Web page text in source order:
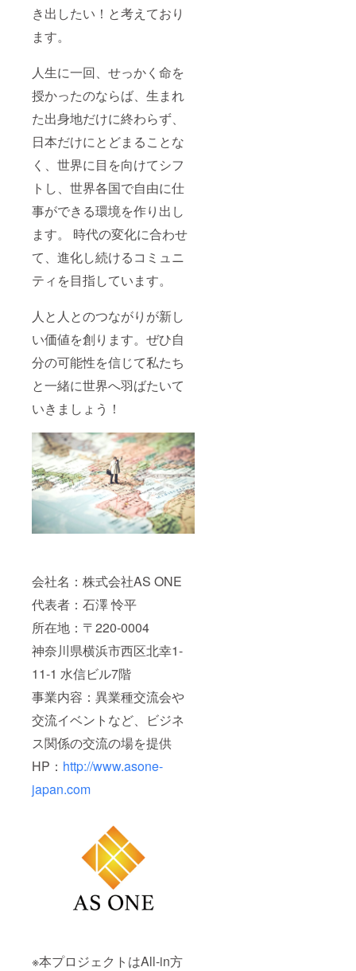
き出したい！と考えており
ます。
人生に一回、せっかく命を
授かったのならば、生まれ
た出身地だけに終わらず、
日本だけにとどまることな
く、世界に目を向けてシフ
トし、世界各国で自由に仕
事ができる環境を作り出し
ます。 時代の変化に合わせ
て、進化し続けるコミュニ
ティを目指しています。
人と人とのつながりが新し
い価値を創ります。ぜひ自
分の可能性を信じて私たち
と一緒に世界へ羽ばたいて
いきましょう！
会社名：株式会社AS ONE
代表者：石澤 怜平
所在地：〒220-0004
神奈川県横浜市西区北幸1-
11-1 水信ビル7階
事業内容：異業種交流会や
交流イベントなど、ビジネ
ス関係の交流の場を提供
HP： http://www.asone-
japan.com
※本プロジェクトはAll-in方